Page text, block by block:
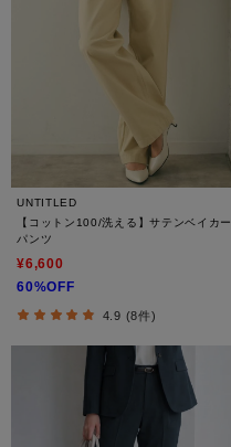
UNTITLED
【コットン100/洗える】サテンベイカー
パンツ
¥6,600
60%OFF
4.9 (8件)